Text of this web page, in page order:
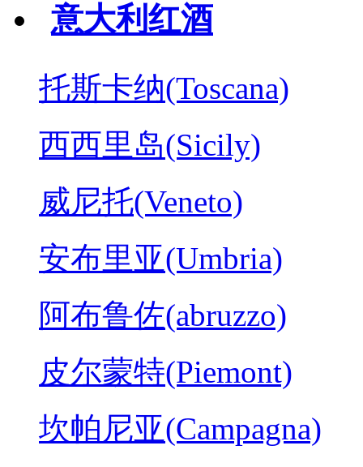
意大利红酒
托斯卡纳(Toscana)
西西里岛(Sicily)
威尼托(Veneto)
安布里亚(Umbria)
阿布鲁佐(abruzzo)
皮尔蒙特(Piemont)
坎帕尼亚(Campagna)